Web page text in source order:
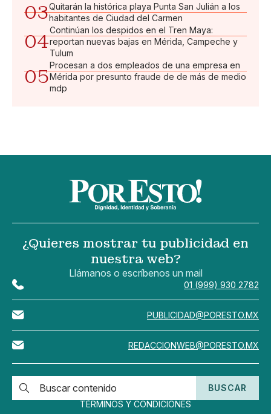
03Quitarán la histórica playa Punta San Julián a los
habitantes de Ciudad del Carmen
04
Continúan los despidos en el Tren Maya:
reportan nuevas bajas en Mérida, Campeche y
Tulum
05
Procesan a dos empleados de una empresa en
Mérida por presunto fraude de de más de medio
mdp
¿Quieres mostrar tu publicidad en
nuestra web?
Llámanos o escríbenos un mail
01 (999) 930 2782
PUBLICIDAD@PORESTO.MX
REDACCIONWEB@PORESTO.MX
BUSCAR
TÉRMINOS Y CONDICIONES